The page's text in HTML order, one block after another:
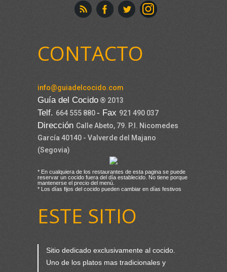
CONTACTO
info@guiadelcocido.com
Guía del Cocido ® 2013
Telf. 664 555 880- Fax 921 490 037
Dirección Calle Abeto, 79. P.I. Nicomedes
García 40140 - Valverde del Majano
(Segovia)
* En cualquiera de los restaurantes de esta pagina se puede
reservar un cocido fuera del día establecido. No tiene porque
mantenerse el precio del menú.
* Los días fijos del cocido pueden cambiar en días festivos
ESTE SITIO
Sitio dedicado exclusivamente al cocido.
Uno de los platos mas tradicionales y